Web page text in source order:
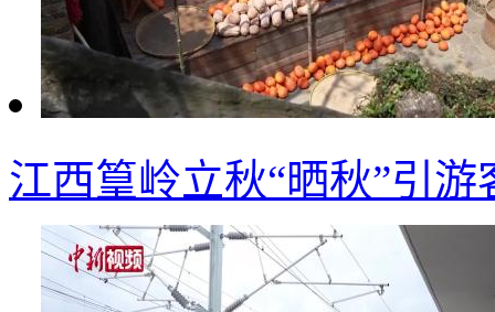
江西篁岭立秋“晒秋”引游